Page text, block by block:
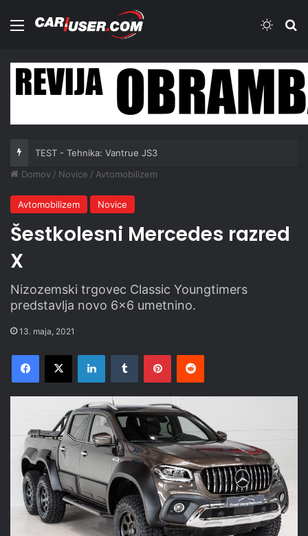
Meni
TEST - Tehnika: Vantrue JS3
Domov / Novice / Avtomobilizem
Avtomobilizem Novice
Šestkolesni Mercedes razred
X
Nizozemski trgovec Classic Youngtimers
predstavlja novo 6x6 umetnino.
13. maja, 2021
Facebook
X LinkedInTumblr PinterestReddit